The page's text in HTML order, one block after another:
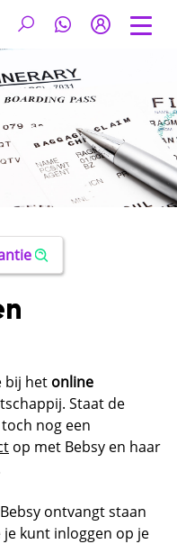
bij het online
Staat de
nog een
op met Bebsy en haar
ontvangt staan
kunt inloggen op je